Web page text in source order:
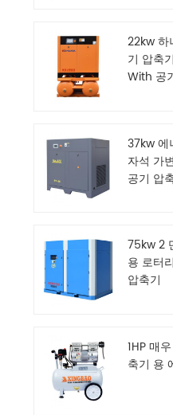
22kw 하
기 압축
With 공
37kw 에
자석 가
공기 압
75kw 2
용 로터
압축기
1HP 매
축기 용